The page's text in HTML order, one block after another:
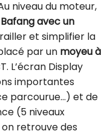
niveau du moteur,
avec un
et simplifier la
par un moyeu à
L’écran Display
importantes
parcourue…) et de
(5 niveaux
on retrouve des